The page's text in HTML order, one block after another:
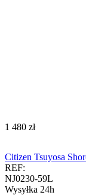
‍1 480‍ zł
Citizen Tsuyosa
REF:
NJ0230-59L
Wysyłka 24h